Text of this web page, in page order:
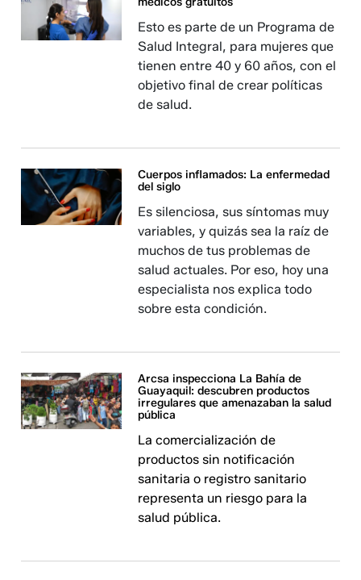
Esto es parte de un Programa de
Salud Integral, para mujeres que
tienen entre 40 y 60 años, con el
objetivo final de crear políticas
de salud.
Cuerpos inflamados: La enfermedad
del siglo
Es silenciosa, sus síntomas muy
variables, y quizás sea la raíz de
muchos de tus problemas de
salud actuales. Por eso, hoy una
especialista nos explica todo
sobre esta condición.
Arcsa inspecciona La Bahía de
Guayaquil: descubren productos
irregulares que amenazaban la salud
pública
La comercialización de
productos sin notificación
sanitaria o registro sanitario
representa un riesgo para la
salud pública.